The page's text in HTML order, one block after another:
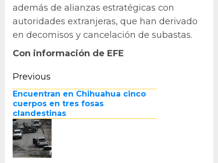
además de alianzas estratégicas con
autoridades extranjeras, que han derivado
en decomisos y cancelación de subastas.
Con información de EFE
Continue
Reading
Previous
Encuentran en Chihuahua cinco
cuerpos en tres fosas
clandestinas